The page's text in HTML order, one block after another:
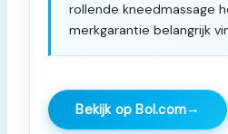
rollende kneedmassage
merkgarantie belangrijk
Bekijk op Bol.com→